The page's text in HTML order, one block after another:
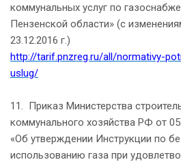
коммунальных услуг по
Пензенской области» (с
23.12.2016 г.)
http://tarif.pnzreg.ru/all/normativy-
uslug/
11. Приказ Министерства
коммунального хозяйства РФ от
«Об утверждении Инструкции по
использованию газа при